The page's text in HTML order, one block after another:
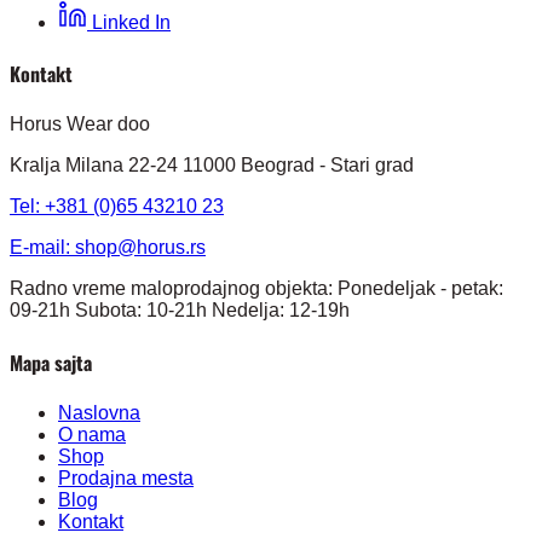
Linked In
Kontakt
Horus Wear doo
Kralja Milana 22-24 11000 Beograd - Stari grad
Tel: +381 (0)65 43210 23
E-mail: shop@horus.rs
Radno vreme maloprodajnog objekta: Ponedeljak - petak:
09-21h Subota: 10-21h Nedelja: 12-19h
Mapa sajta
Naslovna
O nama
Shop
Prodajna mesta
Blog
Kontakt